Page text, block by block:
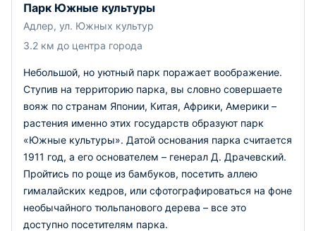
Парк Южные культуры
Адлер, ул. Южных культур
3.2 км до центра города
Небольшой, но уютный парк поражает воображение.
Ступив на территорию парка, вы словно совершаете
вояж по странам Японии, Китая, Африки, Америки –
растения именно этих государств образуют парк
«Южные культуры». Датой основания парка считается
1911 год, а его основателем – генерал Д. Драчевский.
Пройтись по роще из бамбуков, посетить аллею
гималайских кедров, или сфотографироваться на фоне
необычайного тюльпанового дерева – все это
доступно посетителям парка.